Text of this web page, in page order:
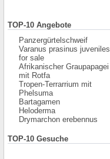
TOP-10 Angebote
Panzergürtelschweif
Varanus prasinus juveniles
for sale
Afrikanischer Graupapagei
mit Rotfa
Tropen-Terrarrium mit
Phelsuma
Bartagamen
Heloderma
Drymarchon erebennus
TOP-10 Gesuche